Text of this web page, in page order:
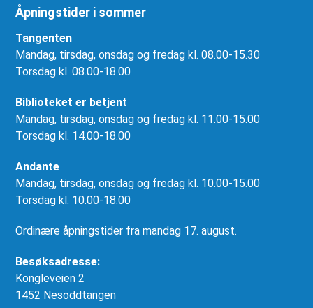
Åpningstider i sommer
Tangenten
Mandag, tirsdag, onsdag og fredag kl. 08.00-15.30
Torsdag kl. 08.00-18.00
Biblioteket er betjent
Mandag, tirsdag, onsdag og fredag kl. 11.00-15.00
Torsdag kl. 14.00-18.00
Andante
Mandag, tirsdag, onsdag og fredag kl. 10.00-15.00
Torsdag kl. 10.00-18.00
Ordinære åpningstider fra mandag 17. august.
Besøksadresse:
Kongleveien 2
1452 Nesoddtangen